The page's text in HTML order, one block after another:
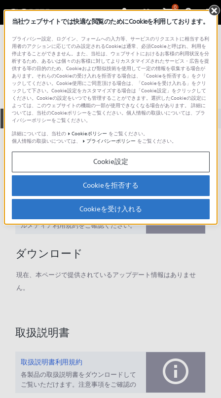
0
総合サポート・お問い合わせ テレビ＆プロジェクター
KV-2078
全て ダウンロード 取扱説明書 Q&A
サポート動画をご利用の際にはソーシャ
ルメディア利用規約をご確認ください。
ダウンロード
現在、本ページで提供されているアップデート情報はありませ
ん。
取扱説明書
取扱説明書利用規約
各製品の取扱説明書をダウンロードして
ご覧いただけます。注意事項をご確認の
当社ウェブサイトでは快適な閲覧のためにCookieを利用しております。
プライバシー設定、ログイン、フォームへの入力等、サービスのリクエストに相当する利
用者のアクションに応じてのみ設定されるCookieは通常、必須Cookieと呼ばれ、利用を
停止することができません。また、当社は、ウェブサイトにおけるお客様の利用状況を分
析するため、あるいは個々のお客様に対してよりカスタマイズされたサービス・広告を提
供する等の目的のため、Cookieおよび類似技術を使用して一定の情報を収集する場合が
あります。それらのCookieの受け入れを拒否する場合は、「Cookieを拒否する」をクリ
ックしてください。Cookie使用にご同意頂ける場合は、「Cookieを受け入れる」をクリ
ックして下さい。Cookie設定をカスタマイズする場合は「Cookie設定」をクリックして
ください。Cookieの設定をいつでも管理することができます。選択したCookieの設定に
よっては、このウェブサイトの機能の一部が使用できなくなる場合があります。 詳細に
ついては、当社のCookieポリシーをご覧ください。個人情報の取扱いについては、プラ
イバシーポリシーをご覧ください。
詳細については、当社の
Cookieポリシー をご覧ください。
個人情報の取扱いについては、
プライバシーポリシー をご覧ください。
Cookie設定
Cookieを拒否する
Cookieを受け入れる